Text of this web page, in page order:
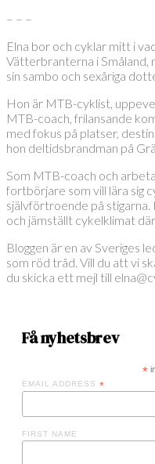
– – –
Elna bor och cyklar mitt i
Vätterbranterna i Småland,
sin sambo och sexåriga
Hon är MTB-cyklist,
MTB-coach, frilansande
med fokus på platser,
hon deltidsbrandman på
Som MTB-coach och
fortbörjare som vill lära sig
självförtroende på
och jämställt cykelklimat
Bloggen är en av Sveriges
som röd tråd. Vill du att vi
du skicka ett mejl till
Få nyhetsbrev
*
EMAIL ADDRESS *
FIRST NAME